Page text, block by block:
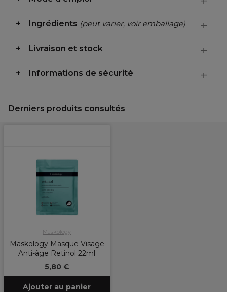
Ingrédients (peut varier, voir emballage)
Livraison et stock
Informations de sécurité
Derniers produits consultés
Maskology
Maskology Masque Visage
Anti-âge Retinol 22ml
5,80 €
Ajouter au panier